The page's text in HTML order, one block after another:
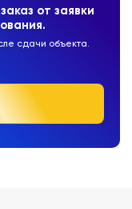
от заявки
сдачи объекта.